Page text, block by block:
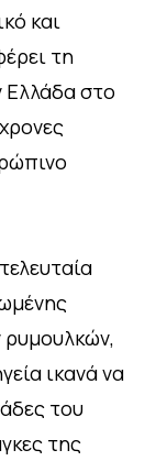
και
τη
Ελλάδα στο
ικανά να
του
της